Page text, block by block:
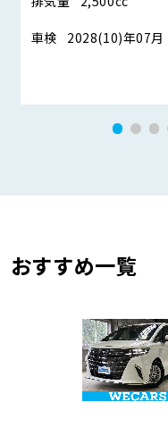
車検 2028(10)年07月
おすすめ一覧